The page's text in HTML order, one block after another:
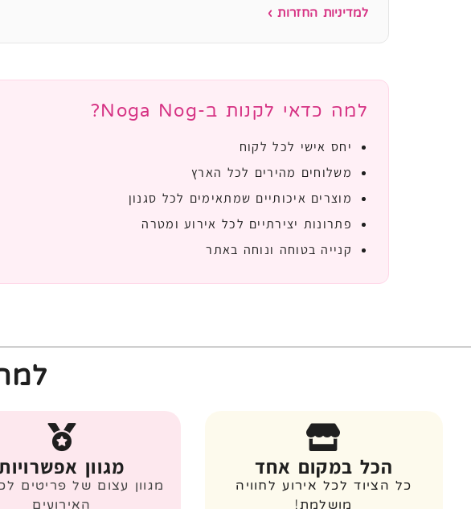
למדיניות החזרות ›
למה כדאי לקנות ב-Noga Nog?
יחס אישי לכל לקוח
משלוחים מהירים לכל הארץ
מוצרים איכותיים שמתאימים לכל סגנון
פתרונות יצירתיים לכל אירוע ומטרה
קנייה בטוחה ונוחה באתר
הכל במקום אחד
כל הציוד לכל אירוע לחוויה
מושלמת!
מגוון
מגוון עצום של פריטים
האירועים